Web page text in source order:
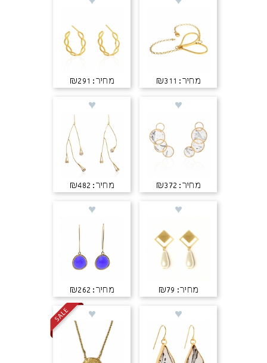
מחיר: ₪311 מחיר: ₪291
מחיר: ₪372 מחיר: ₪482
מחיר: ₪79 מחיר: ₪262